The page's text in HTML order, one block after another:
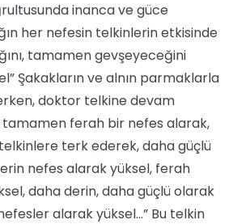
inanca ve güce
her nefesin telkinlerin etkisinde
tamamen gevşeyeceğini
Şakakların ve alnın parmaklarla
doktor telkine devam
tamamen ferah bir nefes alarak,
terk ederek, daha güçlü
nefes alarak yüksel, ferah
daha derin, daha güçlü olarak
alarak yüksel...” Bu telkin